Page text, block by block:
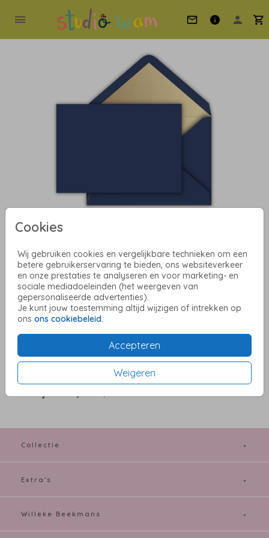
Cookies
Wij gebruiken cookies en vergelijkbare technieken om een
betere gebruikerservaring te bieden, ons websiteverkeer
en onze prestaties te analyseren en voor marketing- en
sociale mediadoeleinden (het weergeven van
gepersonaliseerde advertenties).
Je kunt jouw toestemming altijd wijzigen of intrekken op
ons ons cookiebeleid.
Accepteren
Weigeren
Donkerblauw met gouden
inlay 15 x 11
Aantal x 1 Prijs:€ 0,75
OMSCHRIJVING
Donkerblauw met gouden inlay 15 x 11
Collectie
Extra's
Willeke Beekmans